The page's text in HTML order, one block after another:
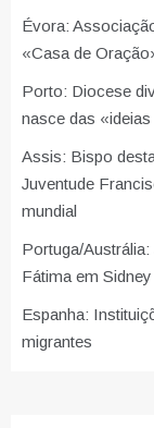
Évora:
«Casa de
Porto: Diocese
nasce das
Assis: Bispo
Juventude
mundial
Portuga/
Fátima em Sidney
Espanha:
migrantes